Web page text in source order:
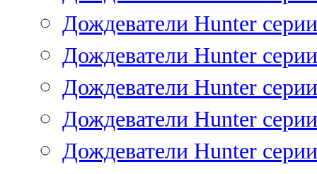
Дождеватели Hunter
Дождеватели Hunter
Дождеватели Hunter
Дождеватели Hunter
Дождеватели Hunter